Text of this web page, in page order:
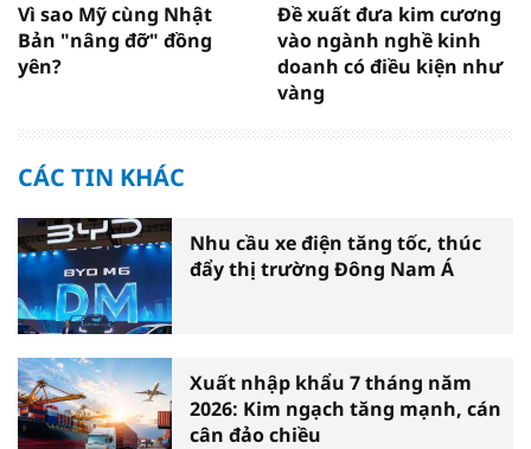
Vì sao Mỹ cùng Nhật
Bản "nâng đỡ" đồng
yên?
Đề xuất đưa kim cương
vào ngành nghề kinh
doanh có điều kiện như
vàng
CÁC TIN KHÁC
Nhu cầu xe điện tăng tốc, thúc
đẩy thị trường Đông Nam Á
Xuất nhập khẩu 7 tháng năm
2026: Kim ngạch tăng mạnh, cán
cân đảo chiều